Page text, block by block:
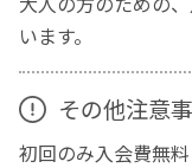
います。
その他注意
初回のみ入会費無料